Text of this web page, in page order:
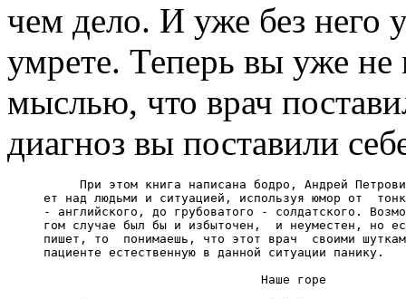
чем дело. И уже без него
умрете. Теперь вы уже не
мыслью, что врач
диагноз вы поставили
При этом книга написана бодро, Андрей
ет над людьми и ситуацией, используя юмор от
- английского, до грубоватого - солдатского.
гом случае был бы и избыточен,  и неуместен, но
пишет, то  понимаешь, что этот врач  своими
     пациенте естественную в данной ситуации панику.
                                   Наше горе